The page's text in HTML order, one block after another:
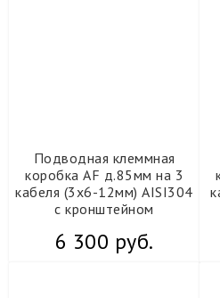
Подводная клеммная
коробка AF д.85мм на 3
кабеля (3х6-12мм) AISI304
с кронштейном
6 300 руб.